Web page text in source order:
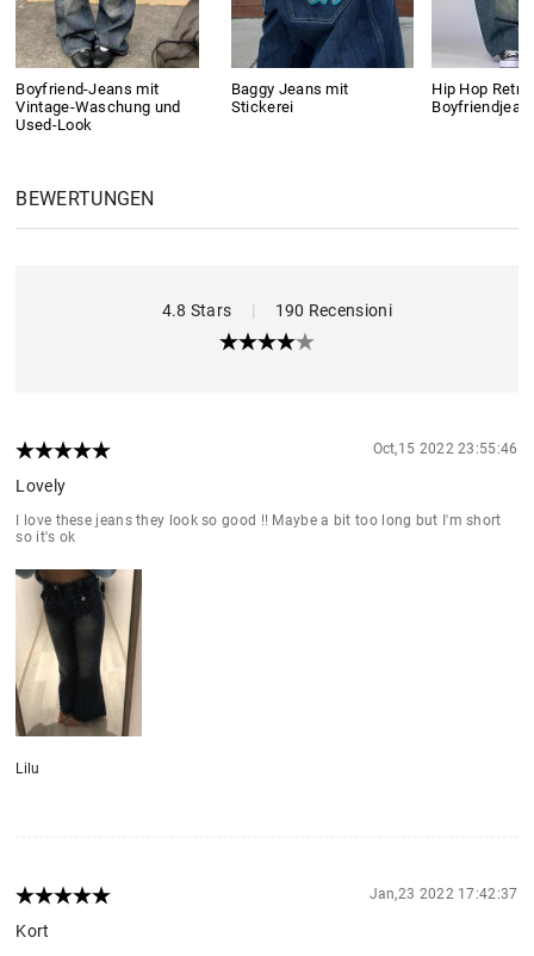
Boyfriend-Jeans mit
Vintage-Waschung und
Used-Look
Baggy Jeans mit
Stickerei
Hip Hop
BEWERTUNGEN
4.8 Stars | 190 Recensioni
Oct,15 2022 23:55:46
Lovely
I love these jeans they look so good !! Maybe a bit too long but I'm short
so it's ok
Lilu
Jan,23 2022 17:42:37
Kort